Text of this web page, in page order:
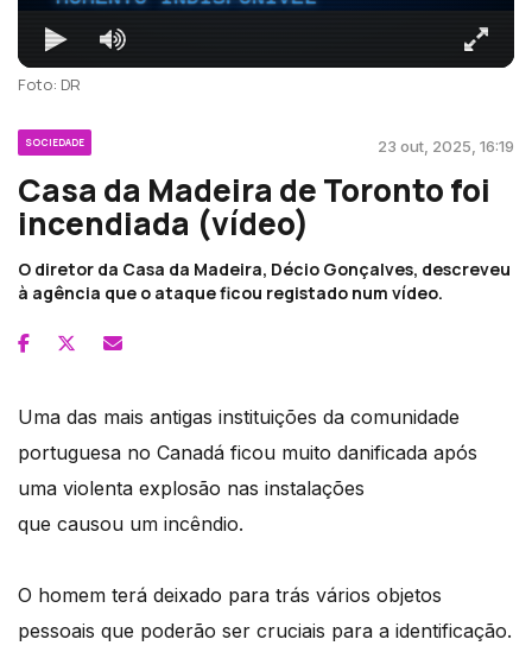
Foto: DR
SOCIEDADE 23 out, 2025, 16:19
Casa da Madeira de Toronto foi
incendiada (vídeo)
O diretor da Casa da Madeira, Décio Gonçalves, descreveu
à agência que o ataque ficou registado num vídeo.
Uma das mais antigas instituições da comunidade
portuguesa no Canadá ficou muito danificada após
uma violenta explosão nas instalações
que causou um incêndio.
O homem terá deixado para trás vários objetos
pessoais que poderão ser cruciais para a identificação.